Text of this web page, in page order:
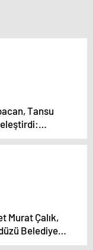
Tansu
eleştirdi:
karanlık
Murat Çalık,
Belediye
için seçim